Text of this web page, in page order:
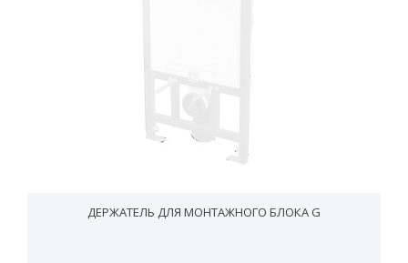
ДЕРЖАТЕЛЬ ДЛЯ МОНТАЖНОГО БЛОКА G